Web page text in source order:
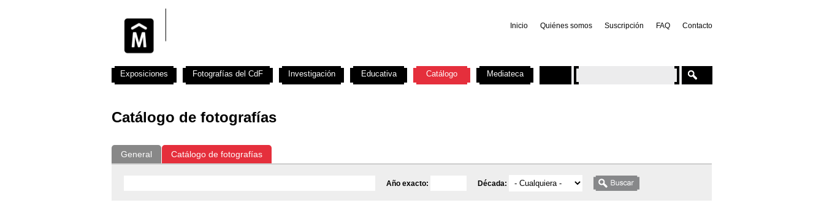
Inicio Quiénes somos Suscripción FAQ Contacto
Catálogo de fotografías
General Catálogo de fotografías
Año exacto: Década:
Exposiciones Fotografías del CdF Investigación Educativa Catálogo Mediateca